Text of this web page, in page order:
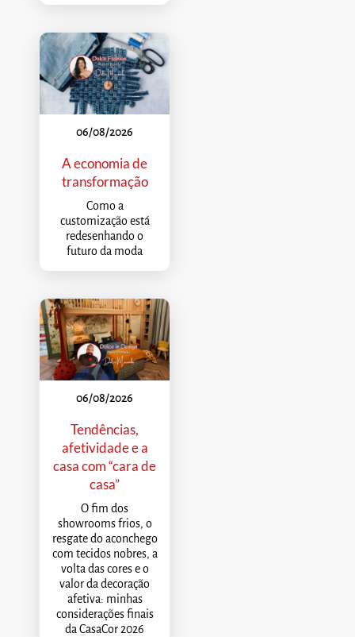
06/08/2026
A economia de
transformação
Como a
customização está
redesenhando o
futuro da moda
06/08/2026
Tendências,
afetividade e a
casa com “cara de
casa”
O fim dos
showrooms frios, o
resgate do aconchego
com tecidos nobres, a
volta das cores e o
valor da decoração
afetiva: minhas
considerações finais
da CasaCor 2026